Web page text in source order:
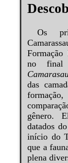
Os
no final
das
gênero.
datados
início do
que a
plena